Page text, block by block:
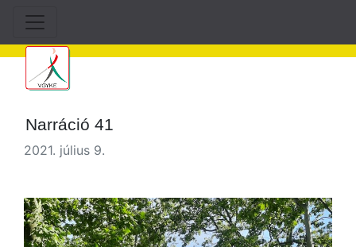
Narráció 41
2021. július 9.